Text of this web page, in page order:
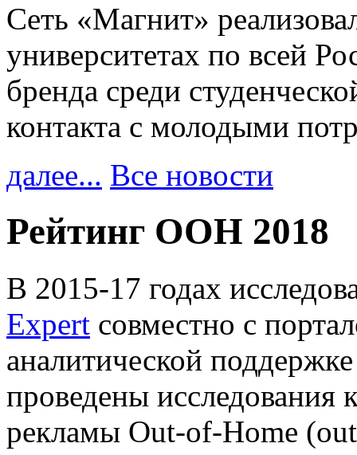
Сеть «Магнит»
университетах по всей
бренда среди
контакта с молодыми
далее... Все новости
Рейтинг OOH 2018
В 2015-17 годах
Expert совместно с
аналитической
проведены исследования
рекламы Out-of-Home